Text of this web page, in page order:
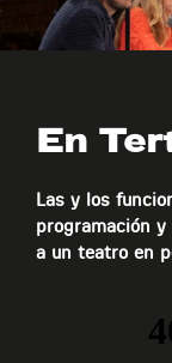
En
Las y los
programación
a un teatro en